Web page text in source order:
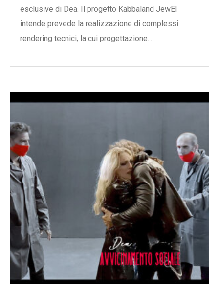
esclusive di Dea. Il progetto Kabbaland JewEl
intende prevede la realizzazione di complessi
rendering tecnici, la cui progettazione...